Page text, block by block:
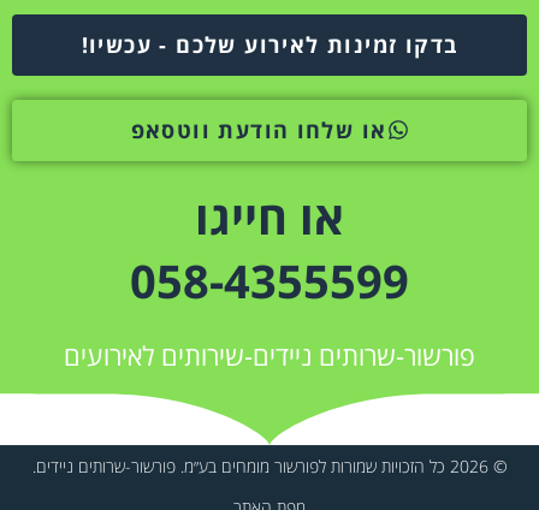
בדקו זמינות לאירוע שלכם - עכשיו!
או שלחו הודעת ווטסאפ
או חייגו
058-4355599
פורשור-שרותים ניידים-שירותים לאירועים
© 2026 כל הזכויות שמורות לפורשור מומחים בע״מ. פורשור-שרותים ניידים.